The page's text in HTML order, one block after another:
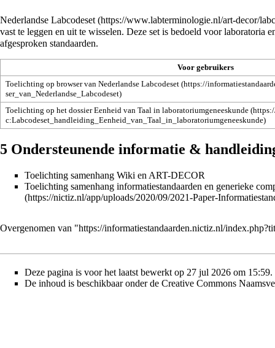
Nederlandse Labcodeset
vast te leggen en uit te wisselen. Deze set is bedoeld voor
afgesproken standaarden.
Voor gebruikers
Toelichting op browser van Nederlandse Labcodeset
Toelichting op het dossier Eenheid van Taal in laboratoriumgeneeskunde
5 Ondersteunende informatie &
Toelichting samenhang Wiki en ART-DECOR
Toelichting samenhang informatiestandaarden en generieke
Overgenomen van "https://informatiestandaarden.nictiz.nl/
Deze pagina is voor het laatst bewerkt op 27 jul 2026 om 15:59.
De inhoud is beschikbaar onder de Creative Commons